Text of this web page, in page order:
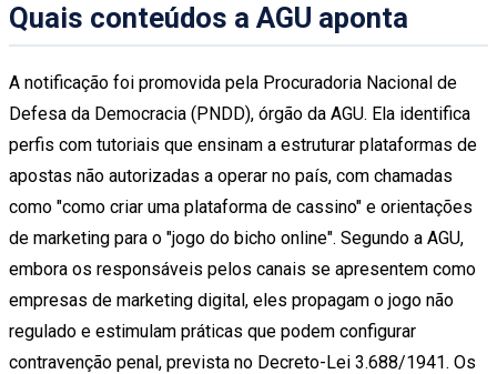
Quais conteúdos a AGU aponta
A notificação foi promovida pela Procuradoria Nacional de
Defesa da Democracia (PNDD), órgão da AGU. Ela identifica
perfis com tutoriais que ensinam a estruturar plataformas de
apostas não autorizadas a operar no país, com chamadas
como "como criar uma plataforma de cassino" e orientações
de marketing para o "jogo do bicho online". Segundo a AGU,
embora os responsáveis pelos canais se apresentem como
empresas de marketing digital, eles propagam o jogo não
regulado e estimulam práticas que podem configurar
contravenção penal, prevista no Decreto-Lei 3.688/1941. Os